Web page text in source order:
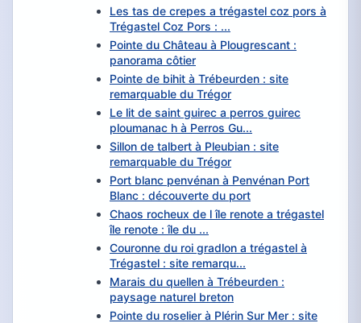
Les tas de crepes a trégastel coz pors à
Trégastel Coz Pors : ...
Pointe du Château à Plougrescant :
panorama côtier
Pointe de bihit à Trébeurden : site
remarquable du Trégor
Le lit de saint guirec a perros guirec
ploumanac h à Perros Gu...
Sillon de talbert à Pleubian : site
remarquable du Trégor
Port blanc penvénan à Penvénan Port
Blanc : découverte du port
Chaos rocheux de l île renote a trégastel
île renote : île du ...
Couronne du roi gradlon a trégastel à
Trégastel : site remarqu...
Marais du quellen à Trébeurden :
paysage naturel breton
Pointe du roselier à Plérin Sur Mer : site